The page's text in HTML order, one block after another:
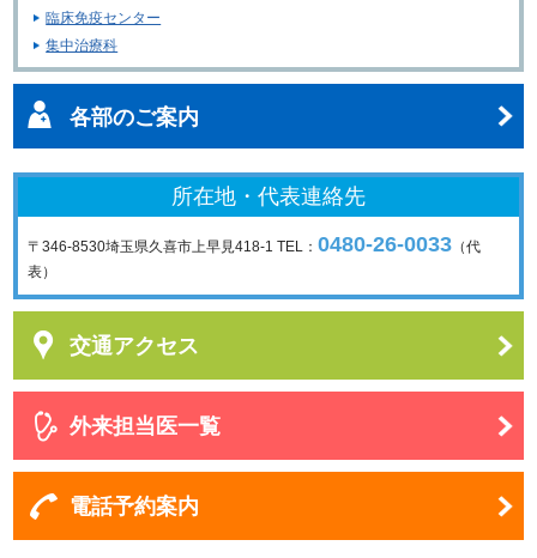
臨床免疫センター
集中治療科
各部のご案内
交通アクセス
外来担当医一覧
電話予約案内
所在地・代表連絡先
〒346-8530埼玉県久喜市上早見418-1 TEL：0480-26-0033 （代
表）